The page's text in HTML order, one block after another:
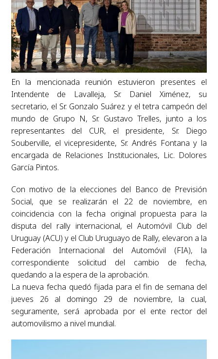
En la mencionada reunión estuvieron presentes el
Intendente de Lavalleja, Sr. Daniel Ximénez, su
secretario, el Sr. Gonzalo Suárez y el tetra campeón del
mundo de Grupo N, Sr. Gustavo Trelles, junto a los
representantes del CUR, el presidente, Sr. Diego
Souberville, el vicepresidente, Sr. Andrés Fontana y la
encargada de Relaciones Institucionales, Lic. Dolores
García Pintos.
Con motivo de la elecciones del Banco de Previsión
Social, que se realizarán el 22 de noviembre, en
coincidencia con la fecha original propuesta para la
disputa del rally internacional, el Automóvil Club del
Uruguay (ACU) y el Club Uruguayo de Rally, elevaron a la
Federación Internacional del Automóvil (FIA), la
correspondiente solicitud del cambio de fecha,
quedando a la espera de la aprobación.
La nueva fecha quedó fijada para el fin de semana del
jueves 26 al domingo 29 de noviembre, la cual,
seguramente, será aprobada por el ente rector del
automovilismo a nivel mundial.